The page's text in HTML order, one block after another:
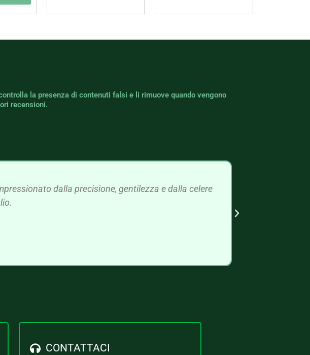
la presenza di contenuti falsi e li rimuove quando vengono
recensioni.
dalla precisione, gentilezza e dalla celere
CONTATTACI